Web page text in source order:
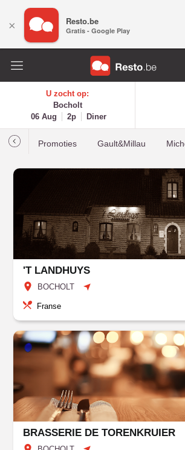
U zocht op:
Bocholt
06 Aug
2p Diner
Promoties Gault&Millau
'T LANDHUYS
BOCHOLT
Franse
BRASSERIE DE TORENKRUIER
× Resto.be
Gratis - Google Play